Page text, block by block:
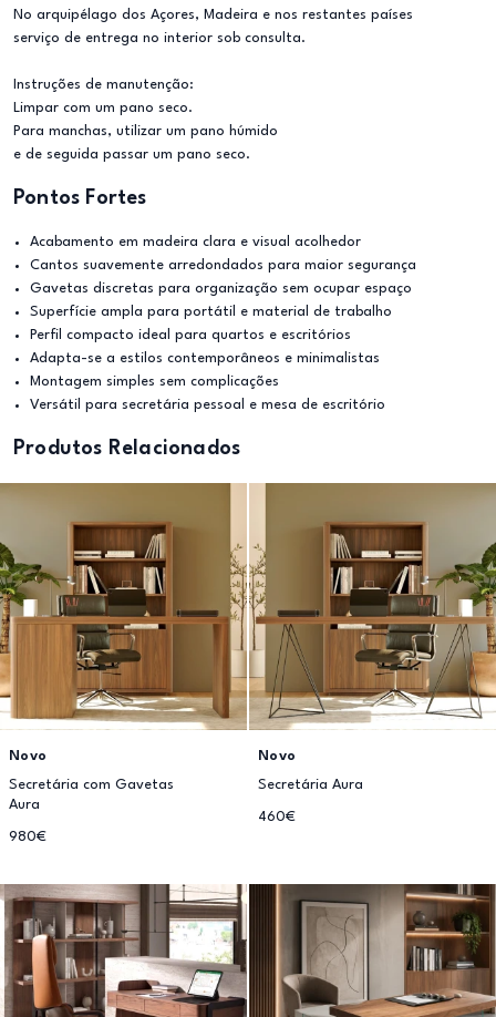
No arquipélago dos Açores, Madeira e nos restantes países
serviço de entrega no interior sob consulta.
Instruções de manutenção:
Limpar com um pano seco.
Para manchas, utilizar um pano húmido
e de seguida passar um pano seco.
Pontos Fortes
Acabamento em madeira clara e visual acolhedor
Cantos suavemente arredondados para maior segurança
Gavetas discretas para organização sem ocupar espaço
Superfície ampla para portátil e material de trabalho
Perfil compacto ideal para quartos e escritórios
Adapta-se a estilos contemporâneos e minimalistas
Montagem simples sem complicações
Versátil para secretária pessoal e mesa de escritório
Produtos Relacionados
Novo
Secretária com Gavetas
Aura
980€
Novo
Secretária Aura
460€